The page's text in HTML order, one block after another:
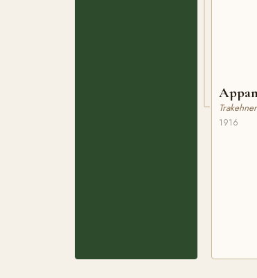
Trakehner
1916